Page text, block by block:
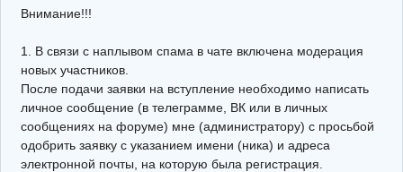
Почта
Поиск релейщика
Видео РЗиА
Фотохостинг
Телеграм
Внимание!!!
1. В связи с наплывом спама в чате включена модерация
новых участников.
После подачи заявки на вступление необходимо написать
личное сообщение (в телеграмме, ВК или в личных
сообщениях на форуме) мне (администратору) с просьбой
одобрить заявку с указанием имени (ника) и адреса
электронной почты, на которую была регистрация.